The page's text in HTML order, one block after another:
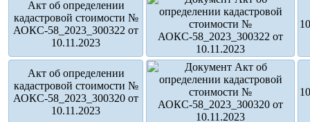
Акт об определении
кадастровой стоимости №
АОКС-58_2023_300322 от
10.11.2023
Акт об определении
кадастровой стоимости №
АОКС-58_2023_300320 от
10.11.2023